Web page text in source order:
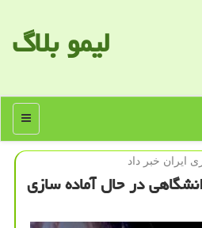
لیمو بلاگ
منو
ایران خبر داد
در حال آماده سازی